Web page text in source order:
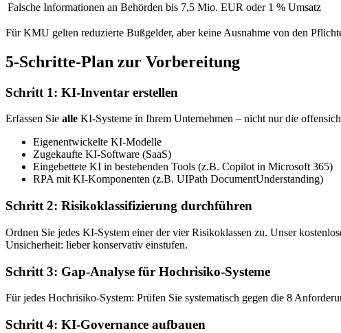
Falsche Informationen an Behörden bis 7,5 Mio. EUR oder 1 % Umsatz
Für KMU gelten reduzierte Bußgelder, aber keine Ausnahme von den
5-Schritte-Plan zur Vorbereitung
Schritt 1: KI-Inventar erstellen
Erfassen Sie alle KI-Systeme in Ihrem Unternehmen – nicht nur die
Eigenentwickelte KI-Modelle
Zugekaufte KI-Software (SaaS)
Eingebettete KI in bestehenden Tools (z.B. Copilot in Microsoft 365)
RPA mit KI-Komponenten (z.B. UIPath DocumentUnderstanding)
Schritt 2: Risikoklassifizierung durchführen
Ordnen Sie jedes KI-System einer der vier Risikoklassen zu. Unser
Unsicherheit: lieber konservativ einstufen.
Schritt 3: Gap-Analyse für Hochrisiko-Systeme
Für jedes Hochrisiko-System: Prüfen Sie systematisch gegen die 8
Schritt 4: KI-Governance aufbauen